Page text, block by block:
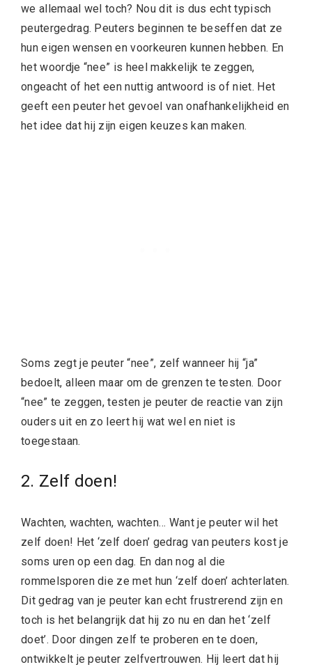
we allemaal wel toch? Nou dit is dus echt typisch
peutergedrag. Peuters beginnen te beseffen dat ze
hun eigen wensen en voorkeuren kunnen hebben. En
het woordje “nee” is heel makkelijk te zeggen,
ongeacht of het een nuttig antwoord is of niet. Het
geeft een peuter het gevoel van onafhankelijkheid en
het idee dat hij zijn eigen keuzes kan maken.
Soms zegt je peuter “nee”, zelf wanneer hij “ja”
bedoelt, alleen maar om de grenzen te testen. Door
“nee” te zeggen, testen je peuter de reactie van zijn
ouders uit en zo leert hij wat wel en niet is
toegestaan.
2. Zelf doen!
Wachten, wachten, wachten… Want je peuter wil het
zelf doen! Het ‘zelf doen’ gedrag van peuters kost je
soms uren op een dag. En dan nog al die
rommelsporen die ze met hun ‘zelf doen’ achterlaten.
Dit gedrag van je peuter kan echt frustrerend zijn en
toch is het belangrijk dat hij zo nu en dan het ‘zelf
doet’. Door dingen zelf te proberen en te doen,
ontwikkelt je peuter zelfvertrouwen. Hij leert dat hij